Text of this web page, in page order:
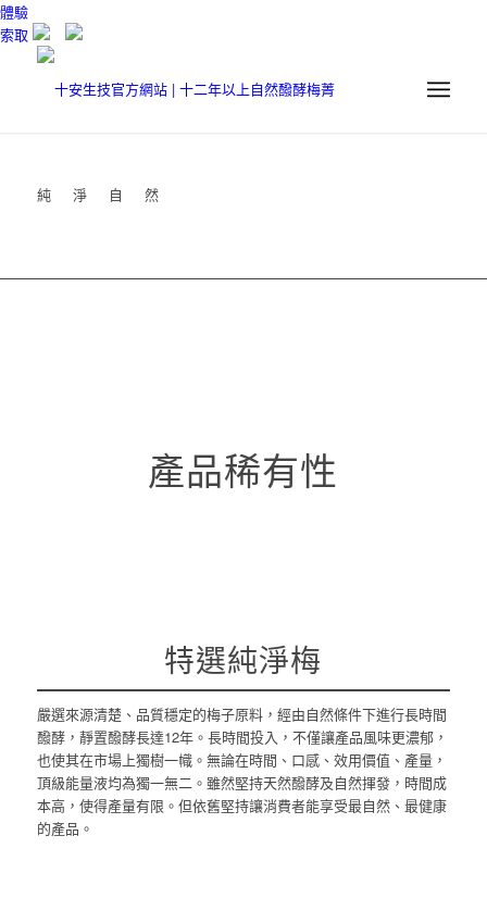
體驗
索取
純淨自然
產品稀有性
特選純淨梅
嚴選來源清楚、品質穩定的梅子原料，經由自然條件下進行長時間
醱酵，靜置醱酵長達12年。長時間投入，不僅讓產品風味更濃郁，
也使其在市場上獨樹一幟。無論在時間、口感、效用價值、產量，
頂級能量液均為獨一無二。雖然堅持天然醱酵及自然揮發，時間成
本高，使得產量有限。但依舊堅持讓消費者能享受最自然、最健康
的產品。